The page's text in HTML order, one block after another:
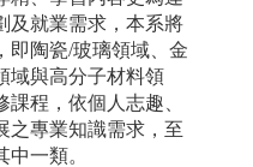
及就業需求，本系將
即陶瓷/玻璃領域、金
域與高分子材料領
程，依個人志趣、
之專業知識需求，至
一類。